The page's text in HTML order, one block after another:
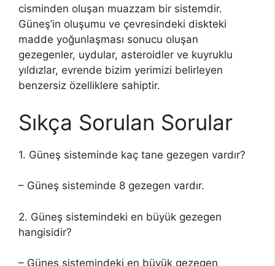
cisminden oluşan muazzam bir sistemdir.
Güneş’in oluşumu ve çevresindeki diskteki
madde yoğunlaşması sonucu oluşan
gezegenler, uydular, asteroidler ve kuyruklu
yıldızlar, evrende bizim yerimizi belirleyen
benzersiz özelliklere sahiptir.
Sıkça Sorulan Sorular
1. Güneş sisteminde kaç tane gezegen vardır?
– Güneş sisteminde 8 gezegen vardır.
2. Güneş sistemindeki en büyük gezegen
hangisidir?
– Güneş sistemindeki en büyük gezegen